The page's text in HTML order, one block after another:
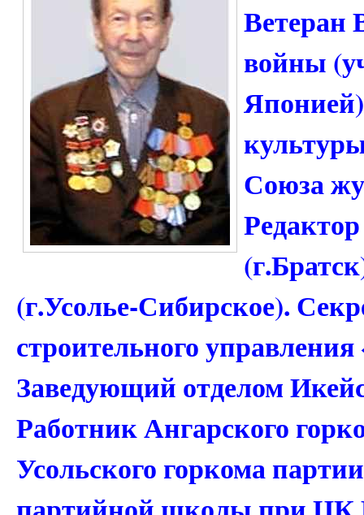
Ветеран
войны
Союза
(г.Усолье-Сибирское).
строительного управления
Заведующий отделом
Работник Ангарского
Усольского горкома